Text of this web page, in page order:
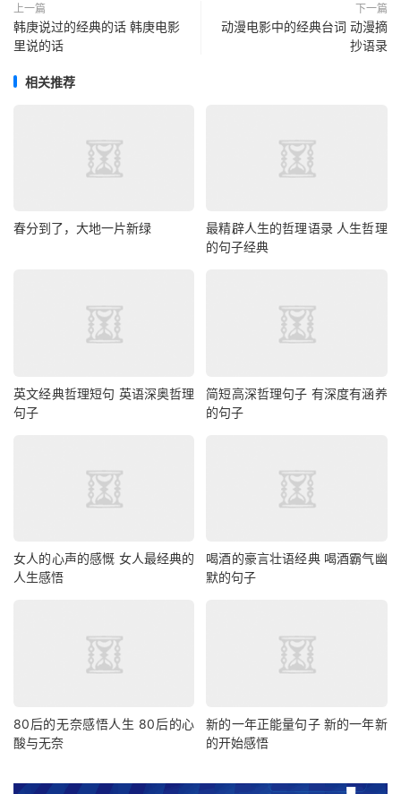
上一篇
韩庚说过的经典的话 韩庚电影
里说的话
下一篇
动漫电影中的经典台词 动漫摘
抄语录
相关推荐
春分到了，大地一片新绿
最精辟人生的哲理语录 人生哲理
的句子经典
英文经典哲理短句 英语深奥哲理
句子
简短高深哲理句子 有深度有涵养
的句子
女人的心声的感慨 女人最经典的
人生感悟
喝酒的豪言壮语经典 喝酒霸气幽
默的句子
80后的无奈感悟人生 80后的心
酸与无奈
新的一年正能量句子 新的一年新
的开始感悟